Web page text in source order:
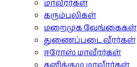
மாவீரர்கள்
கரும்புலிகள்
மறைமுக வேங்கைகள்
துணைப்படை வீரர்கள்
ஈரோஸ் மாவீரர்கள்